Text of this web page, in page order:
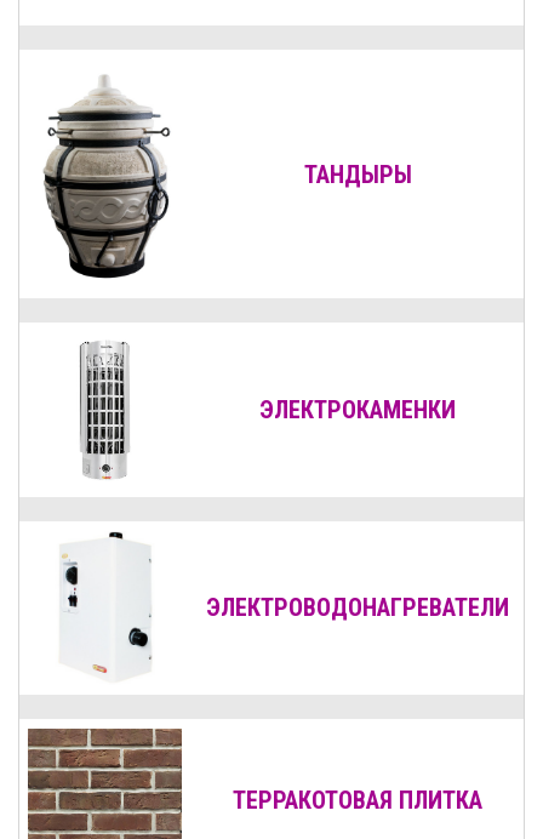
ТАНДЫРЫ
ЭЛЕКТРОКАМЕНКИ
ЭЛЕКТРОВОДОНАГРЕВАТЕЛИ
ТЕРРАКОТОВАЯ ПЛИТКА